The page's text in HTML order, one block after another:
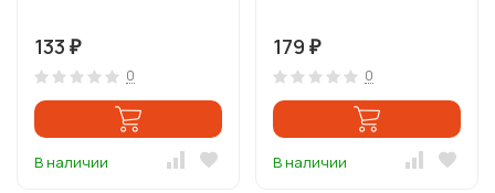
133 ₽
0
В наличии
179 ₽
0
В наличии